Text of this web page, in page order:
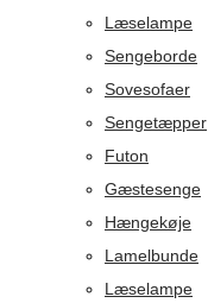
Læselampe
Sengeborde
Sovesofaer
Sengetæpper
Futon
Gæstesenge
Hængekøje
Lamelbunde
Læselampe